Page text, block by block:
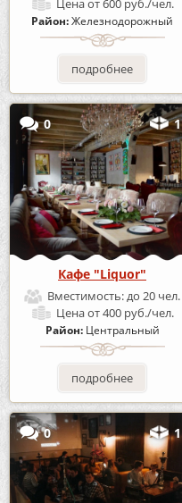
Ценаот 600 руб./чел.
Район:Железнодорожный
подробнее
0 1
Кафе "Liquor"
Вместимость:до 20 чел.
Ценаот 400 руб./чел.
Район: Центральный
подробнее
0 1